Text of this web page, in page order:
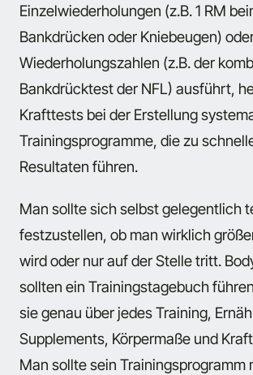
Einzelwiederholungen (z.B. 1 RM
Bankdrücken oder Kniebeugen)
Wiederholungszahlen (z.B. der
Bankdrücktest der NFL) ausführt,
Krafttests bei der Erstellung
Trainingsprogramme, die zu
Resultaten führen.
Man sollte sich selbst gelegentlich
festzustellen, ob man wirklich
wird oder nur auf der Stelle tritt.
sollten ein Trainingstagebuch
sie genau über jedes Training,
Supplements, Körpermaße und
Man sollte sein Trainingsprogramm